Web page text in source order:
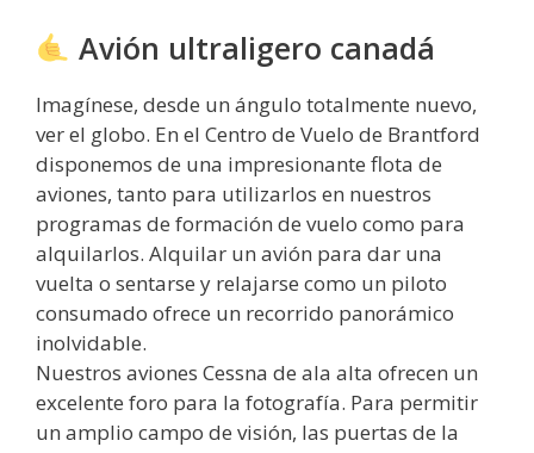
Avión ultraligero canadá
Imagínese, desde un ángulo totalmente nuevo,
ver el globo. En el Centro de Vuelo de Brantford
disponemos de una impresionante flota de
aviones, tanto para utilizarlos en nuestros
programas de formación de vuelo como para
alquilarlos. Alquilar un avión para dar una
vuelta o sentarse y relajarse como un piloto
consumado ofrece un recorrido panorámico
inolvidable.
Nuestros aviones Cessna de ala alta ofrecen un
excelente foro para la fotografía. Para permitir
un amplio campo de visión, las puertas de la